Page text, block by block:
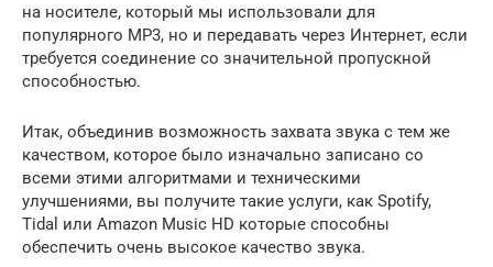
на носителе, который мы использовали для
популярного MP3, но и передавать через Интернет, если
требуется соединение со значительной пропускной
способностью.
Итак, объединив возможность захвата звука с тем же
качеством, которое было изначально записано со
всеми этими алгоритмами и техническими
улучшениями, вы получите такие услуги, как Spotify,
Tidal или Amazon Music HD которые способны
обеспечить очень высокое качество звука.